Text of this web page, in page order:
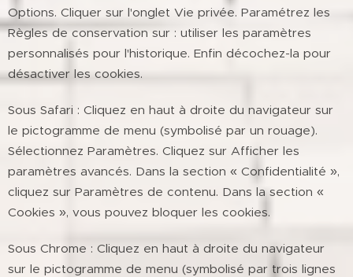
Options. Cliquer sur l'onglet Vie privée. Paramétrez les
Règles de conservation sur : utiliser les paramètres
personnalisés pour l'historique. Enfin décochez-la pour
désactiver les cookies.
Sous Safari : Cliquez en haut à droite du navigateur sur
le pictogramme de menu (symbolisé par un rouage).
Sélectionnez Paramètres. Cliquez sur Afficher les
paramètres avancés. Dans la section « Confidentialité »,
cliquez sur Paramètres de contenu. Dans la section «
Cookies », vous pouvez bloquer les cookies.
Sous Chrome : Cliquez en haut à droite du navigateur
sur le pictogramme de menu (symbolisé par trois lignes